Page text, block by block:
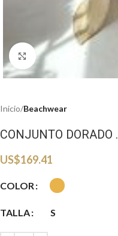
Haga clic para ampliar
Inicio Beachwear
CONJUNTO DORADO .
US$169.41
COLOR
TALLA S